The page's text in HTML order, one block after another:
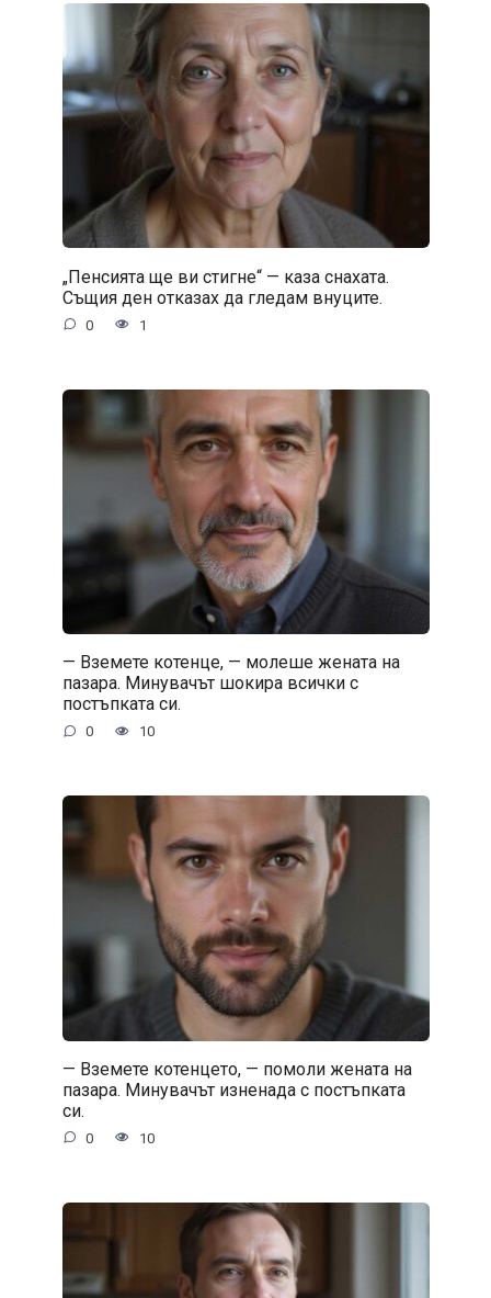
„Пенсията ще ви стигне“ — каза снахата.
Същия ден отказах да гледам внуците.
0 1
— Вземете котенце, — молеше жената на
пазара. Минувачът шокира всички с
постъпката си.
0 10
— Вземете котенцето, — помоли жената на
пазара. Минувачът изненада с постъпката
си.
0 10